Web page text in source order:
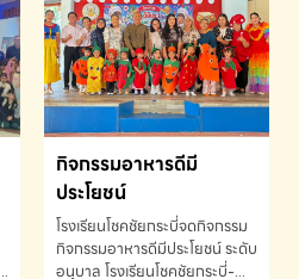
2569 ณ ประเทศสิงคโปร์
INTERNATIONAL
MATHEMATICS AND
MENTAL ARITHMETIC
COMPETITION 2026 - ถ้วย
รางวัลรองชนะเลิศอันดับที่ 2
Mental Arithmetic
Competition K2 - ถ้วยรางวัล
รองชนะเลิศอันดับที่ 2 Mental
K2(Grop) โรงเรียนโชคชัยกระบี่-
สอบถามข้อมูลเพิ่มเติม โทร.
กิจกรรมอาหารดีมี
ประโยชน์
โรงเรียนโชคชัยกระบี่จดกิจกรรม
กิจกรรมอาหารดีมีประโยชน์ ระดับ
อนุบาล โรงเรียนโชคชัยกระบี่-